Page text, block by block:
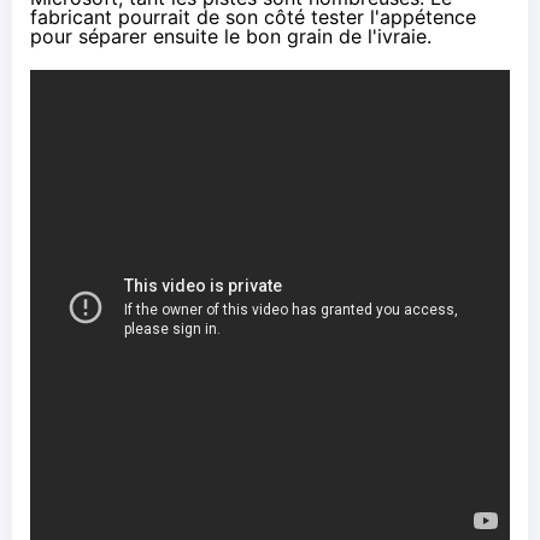
fabricant pourrait de son côté tester l'appétence
pour séparer ensuite le bon grain de l'ivraie.